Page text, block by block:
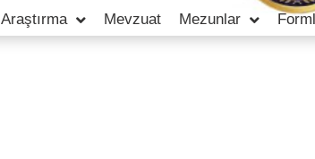
Araştırma Mevzuat Mezunlar